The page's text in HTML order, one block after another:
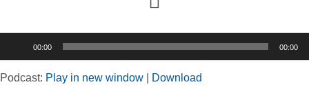
Toggle
Navigation
00:00 00:00
Podcast: Play in new window Download